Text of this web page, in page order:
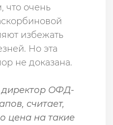
что очень
избежать
Но эта
не доказана.
ОФД-
считает,
цена на такие